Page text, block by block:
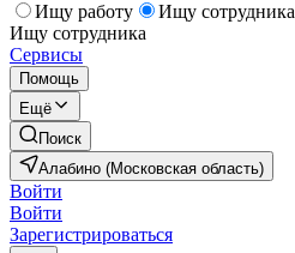
Ищу работу
Ищу сотрудника
Ищу сотрудника
Сервисы
Помощь
Ещё
Поиск
Алабино (Московская область)
Войти
Войти
Зарегистрироваться